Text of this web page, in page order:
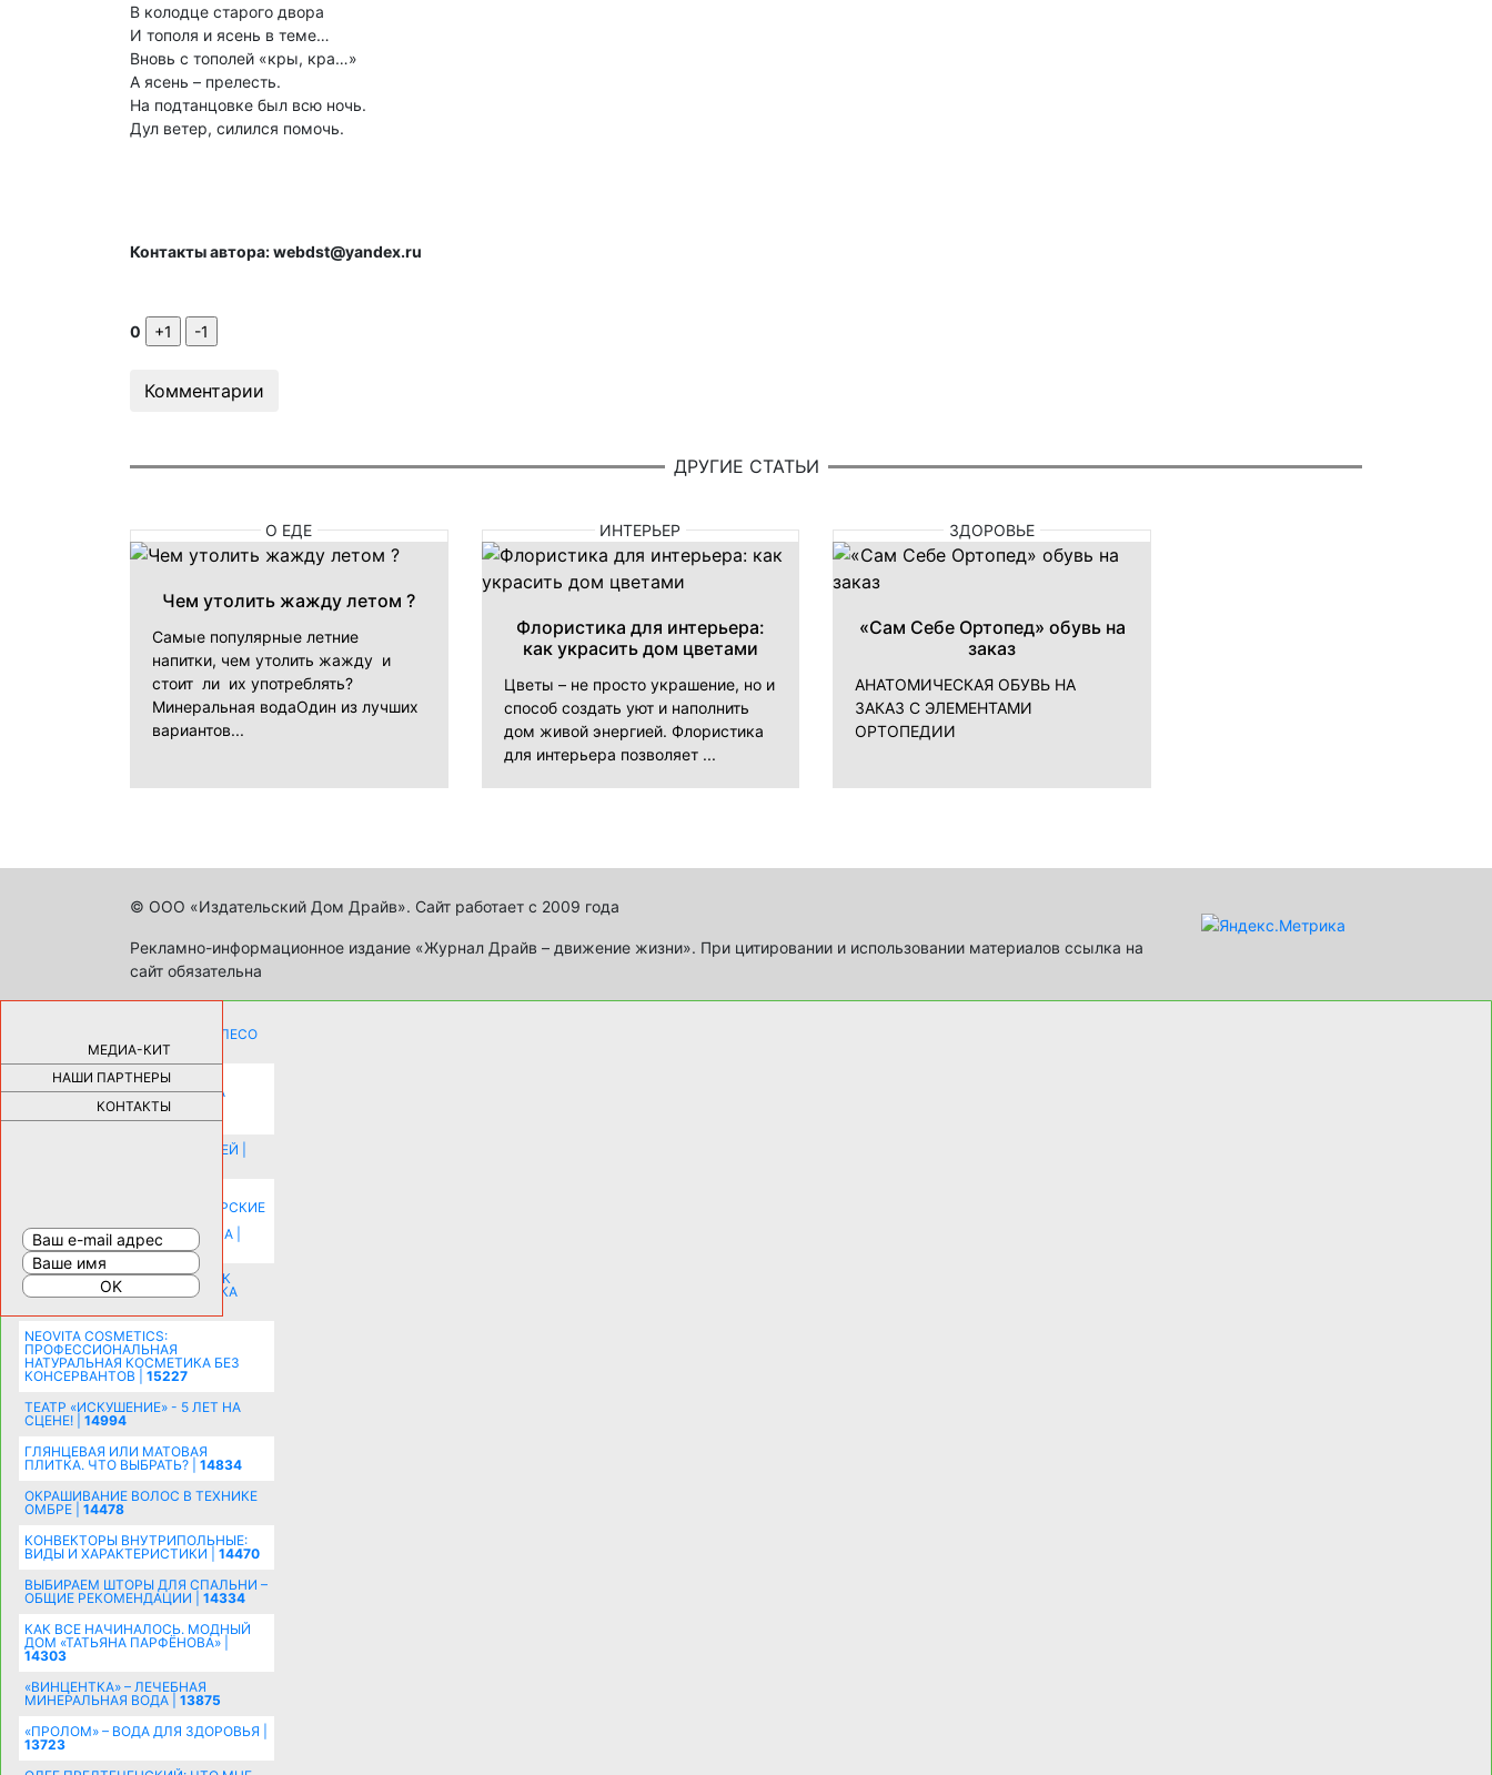
В колодце старого двора
И тополя и ясень в теме…
Вновь с тополей «кры, кра…»
А ясень – прелесть.
На подтанцовке был всю ночь.
Дул ветер, силился помочь.
Контакты автора: webdst@yandex.ru
0
Комментарии
ДРУГИЕ СТАТЬИ
О ЕДЕ
Чем утолить жажду летом ?
Самые популярные летние
напитки, чем утолить жажду и
стоит ли их употреблять?
Минеральная водаОдин из лучших
вариантов...
ИНТЕРЬЕР
Флористика для интерьера:
как украсить дом цветами
Цветы – не просто украшение, но и
способ создать уют и наполнить
дом живой энергией. Флористика
для интерьера позволяет ...
ЗДОРОВЬЕ
«Сам Себе Ортопед» обувь на
заказ
АНАТОМИЧЕСКАЯ ОБУВЬ НА
ЗАКАЗ С ЭЛЕМЕНТАМИ
ОРТОПЕДИИ
© ООО «Издательский Дом Драйв». Сайт работает с 2009 года
Рекламно-информационное издание «Журнал Драйв – движение жизни». При цитировании и использовании материалов ссылка на
сайт обязательна
МЕДИА-КИТ
НАШИ ПАРТНЕРЫ
КОНТАКТЫ
КАК ДЕВУШКЕ ПОМЕНЯТЬ КОЛЕСО
НА АВТОМОБИЛЕ |69175
НОВЫЕ РАЗРАБОТКИ ДЛЯ
ОЗДОРОВЛЕНИЯ ОРГАНИЗМА
ПЛАТФОРМА ШУМАННА 3Д И
КАПСУЛА ЗДОРОВЬЯ |28282
ИСТОРИЯ НАКЛАДНЫХ НОГТЕЙ |
КОМНАТУ: ХИТРЫЕ ДИЗАЙНЕРСКИЕ
РАСШИРЕНИЯ ПРОСТРАНСТВА |
16192
СОБИРАЕМСЯ НА ПРАЗДНИК К
МОЛОДОЖЕНАМ: ПОДГОТОВКА
NEOVITA COSMETICS:
ПРОФЕССИОНАЛЬНАЯ
НАТУРАЛЬНАЯ КОСМЕТИКА БЕЗ
КОНСЕРВАНТОВ | 15227
ТЕАТР «ИСКУШЕНИЕ» - 5 ЛЕТ НА
СЦЕНЕ! | 14994
ГЛЯНЦЕВАЯ ИЛИ МАТОВАЯ
ПЛИТКА. ЧТО ВЫБРАТЬ? | 14834
ОКРАШИВАНИЕ ВОЛОС В ТЕХНИКЕ
ОМБРЕ | 14478
КОНВЕКТОРЫ ВНУТРИПОЛЬНЫЕ:
ВИДЫ И ХАРАКТЕРИСТИКИ | 14470
ВЫБИРАЕМ ШТОРЫ ДЛЯ СПАЛЬНИ –
ОБЩИЕ РЕКОМЕНДАЦИИ | 14334
КАК ВСЕ НАЧИНАЛОСЬ. МОДНЫЙ
ДОМ «ТАТЬЯНА ПАРФЁНОВА» |
14303
«ВИНЦЕНТКА» – ЛЕЧЕБНАЯ
МИНЕРАЛЬНАЯ ВОДА | 13875
«ПРОЛОМ» – ВОДА ДЛЯ ЗДОРОВЬЯ |
13723